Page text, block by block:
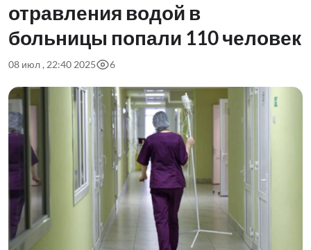
отравления водой в
больницы попали 110 человек
08 июл , 22:40 2025 6